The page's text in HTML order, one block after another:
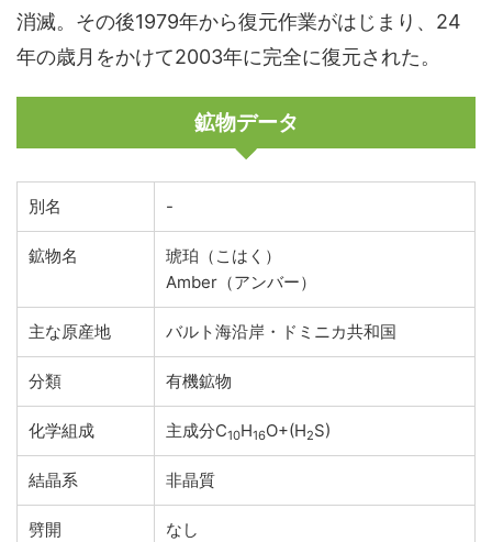
消滅。その後1979年から復元作業がはじまり、24
年の歳月をかけて2003年に完全に復元された。
鉱物データ
別名 -
鉱物名
琥珀（こはく）
Amber（アンバー）
主な原産地 バルト海沿岸・ドミニカ共和国
分類 有機鉱物
化学組成 主成分C10H16O+(H2S)
結晶系 非晶質
劈開 なし